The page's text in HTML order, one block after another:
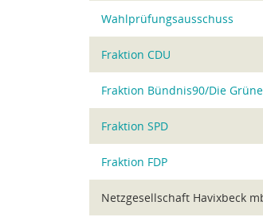
Wahlprüfungsausschuss
Fraktion CDU
Fraktion Bündnis90/Die
Fraktion SPD
Fraktion FDP
Netzgesellschaft Havixbeck